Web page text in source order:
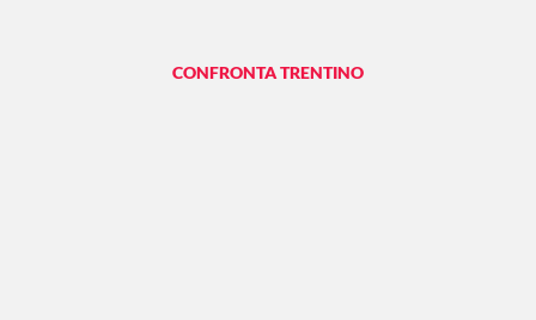
CONFRONTA TRENTINO